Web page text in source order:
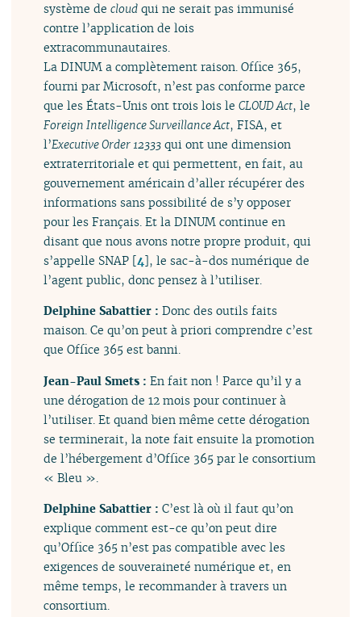
système decloud qui ne serait pas immunisé
contre l’application de lois
extracommunautaires.
La DINUM a complètement raison. Office 365,
fourni par Microsoft, n’est pas conforme parce
que les États-Unis ont trois lois leCLOUD Act, le
Foreign Intelligence Surveillance Act, FISA, et
l’Executive Order 12333 qui ont une dimension
extraterritoriale et qui permettent, en fait, au
gouvernement américain d’aller récupérer des
informations sans possibilité de s’y opposer
pour les Français. Et la DINUM continue en
disant que nous avons notre propre produit, qui
s’appelle SNAP [4], le sac-à-dos numérique de
l’agent public, donc pensez à l’utiliser.
Delphine Sabattier :Donc des outils faits
maison. Ce qu’on peut à priori comprendre c’est
que Office 365 est banni.
Jean-Paul Smets :En fait non ! Parce qu’il y a
une dérogation de 12 mois pour continuer à
l’utiliser. Et quand bien même cette dérogation
se terminerait, la note fait ensuite la promotion
de l’hébergement d’Office 365 par le consortium
« Bleu ».
Delphine Sabattier :C’est là où il faut qu’on
explique comment est-ce qu’on peut dire
qu’Office 365 n’est pas compatible avec les
exigences de souveraineté numérique et, en
même temps, le recommander à travers un
consortium.